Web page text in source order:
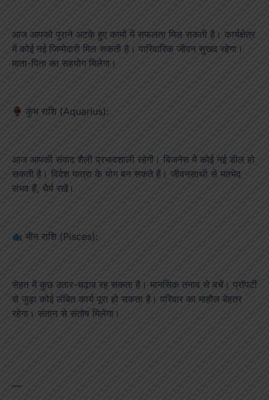
आज आपको पुराने अटके हुए कामों में सफलता मिल सकती है। कार्यक्षेत्र
में कोई नई जिम्मेदारी मिल सकती है। पारिवारिक जीवन सुखद रहेगा।
माता-पिता का सहयोग मिलेगा।
कुंभ राशि (Aquarius):
आज आपकी संवाद शैली प्रभावशाली रहेगी। बिजनेस में कोई नई डील हो
सकती है। विदेश यात्रा के योग बन सकते हैं। जीवनसाथी से मतभेद
संभव हैं, धैर्य रखें।
मीन राशि (Pisces):
सेहत में कुछ उतार-चढ़ाव रह सकता है। मानसिक तनाव से बचें। प्रॉपर्टी
से जुड़ा कोई लंबित कार्य पूरा हो सकता है। परिवार का माहौल बेहतर
रहेगा। संतान से संतोष मिलेगा।
—